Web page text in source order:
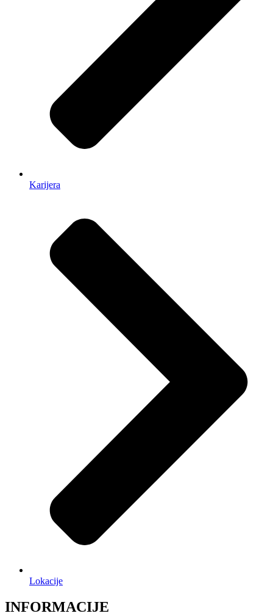
Karijera
Lokacije
INFORMACIJE